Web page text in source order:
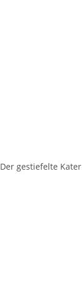
Der gestiefelte